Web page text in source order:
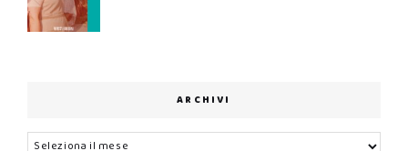
ARCHIVI
Archivi